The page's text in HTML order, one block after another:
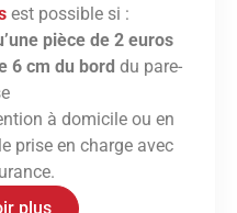
est possible si :
pièce de 2 euros
6 cm du bord du pare-
à domicile ou en
prise en charge avec
plus